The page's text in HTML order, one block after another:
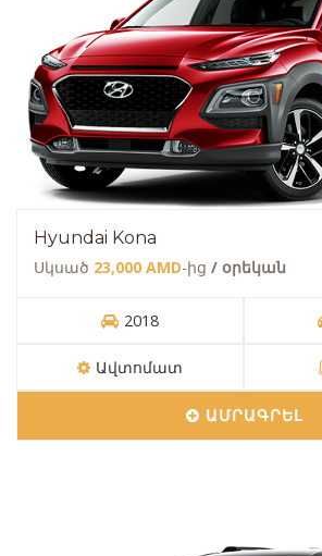
Hyundai Kona
Սկսած 23,000 AMD-ից / օրեկան
2018
Ավտոմատ
ԱՄՐԱԳՐԵԼ